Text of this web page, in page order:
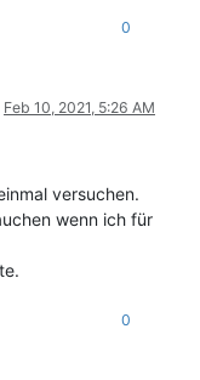
0
Feb 10, 2021, 5:26 AM
versuchen.
wenn ich für
0